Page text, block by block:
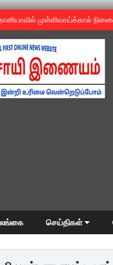
முள்ளிவாய்க்கால்
செய்திகள்